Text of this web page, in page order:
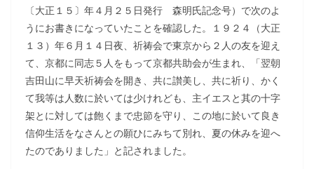
〔大正１５〕年４月２５日発行 森明氏記念号）で次のよ
うにお書きになっていたことを確認した。１９２４（大正
１３）年６月１４日夜、祈祷会で東京から２人の友を迎え
て、京都に同志５人をもって京都共助会が生まれ、「翌朝
吉田山に早天祈祷会を開き、共に讃美し、共に祈り、かく
て我等は人数に於いては少けれども、主イエスと其の十字
架とに対しては飽くまで忠節を守り、この地に於いて良き
信仰生活をなさんとの願ひにみちて別れ、夏の休みを迎へ
たのでありました」と記されました。